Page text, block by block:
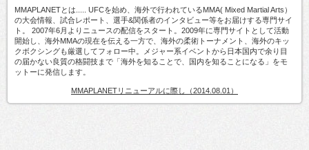
MMAPLANETとは..... UFCを始め、海外で行われているMMA( Mixed Martial Arts）
の大会情報、試合レポート、選手&関係者のインタビュー等をお届けする専門サイ
ト。 2007年6月よりニュースの配信をスタート。2009年に専門サイトとして活動
開始し、海外MMAの現在を伝える一方で、海外の柔術トーナメント、海外のキッ
クボクシングも厳選してフォロー中。メジャー系イベントから日本国内で余り目
の届かない良質の格闘技まで「海外を知ることで、国内を知ることになる」をモ
ットーに発信します。
MMAPLANETリニューアルに際し（2014.08.01）